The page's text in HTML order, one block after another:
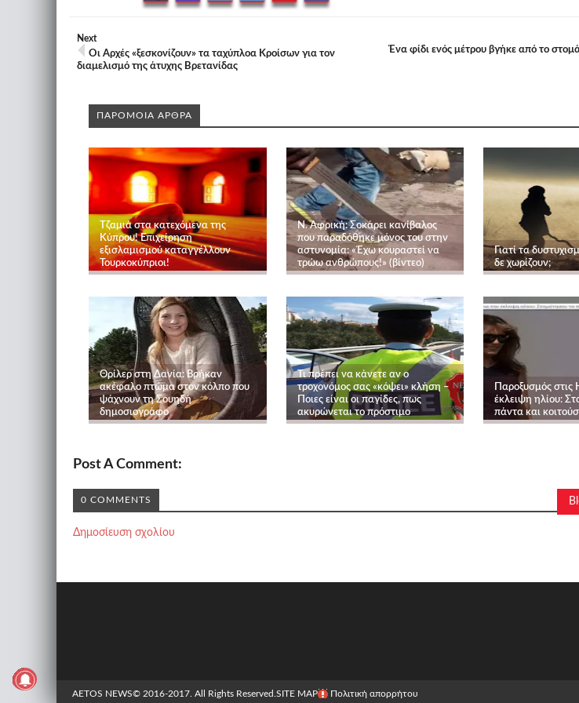
Next
Οι Αρχές «ξεσκονίζουν» τα ταχύπλοα Κροίσων για τον
διαμελισμό της άτυχης Βρετανίδας
Ένα φίδι ενός μέτρου βγήκε από το
ΠΑΡΟΜΟΙΑ ΑΡΘΡΑ
Τζαμιά στα κατεχόμενα της
Κύπρου! Επιχείρηση
εξισλαμισμού καταγγέλλουν
Τουρκοκύπριοι!
Ν. Αφρική: Σοκάρει κανίβαλος
που παραδόθηκε μόνος του στην
αστυνομία: «Έχω κουραστεί να
τρώω ανθρώπους!» (βίντεο)
Γιατί τα
δε χωρίζουν;
Θρίλερ στη Δανία: Βρήκαν
ακέφαλο πτώμα στον κόλπο που
ψάχνουν τη Σουηδή
δημοσιογράφο
Τι πρέπει να κάνετε αν o
τροχονόμος σας «κόψει» κλήση –
Ποιες είναι οι παγίδες, πως
ακυρώνεται το πρόστιμο
Παροξυσμός στις
έκλειψη ηλίου:
πάντα και
Post A Comment:
0 COMMENTS
Δημοσίευση σχολίου
AETOS NEWS© 2016-2017. All Rights Reserved. SITE MAP Πολιτική απορρήτου